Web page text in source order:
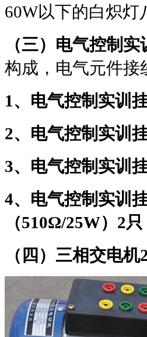
60W以下的白炽灯
（三）电气控制实
构成，电气元件接
1、电气控制实训
2、电气控制实训
3、电气控制实训
4、电气控制实训
（510Ω/25W） 2只
（四）三相交电机